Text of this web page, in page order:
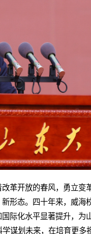
革开放的春风，勇立变
形态。四十年来，威海
际化水平显著提升，为
谋划未来，在培育更多